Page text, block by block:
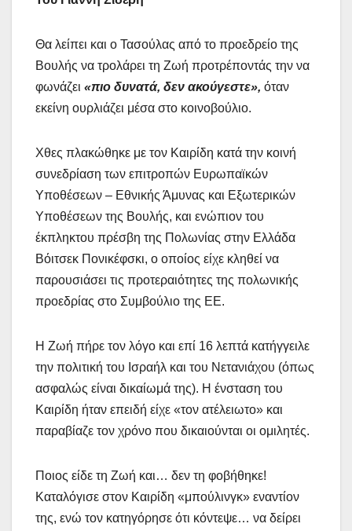
Θα λείπει και ο Τασούλας από το προεδρείο της
Βουλής να τρολάρει τη Ζωή προτρέποντάς την να
φωνάζει «πιο δυνατά, δεν ακούγεστε», όταν
εκείνη ουρλιάζει μέσα στο κοινοβούλιο.
Χθες πλακώθηκε με τον Καιρίδη κατά την κοινή
συνεδρίαση των επιτροπών Ευρωπαϊκών
Υποθέσεων – Εθνικής Άμυνας και Εξωτερικών
Υποθέσεων της Βουλής, και ενώπιον του
έκπληκτου πρέσβη της Πολωνίας στην Ελλάδα
Βόιτσεκ Πονικέφσκι, ο οποίος είχε κληθεί να
παρουσιάσει τις προτεραιότητες της πολωνικής
προεδρίας στο Συμβούλιο της ΕΕ.
Η Ζωή πήρε τον λόγο και επί 16 λεπτά κατήγγειλε
την πολιτική του Ισραήλ και του Νετανιάχου (όπως
ασφαλώς είναι δικαίωμά της). Η ένσταση του
Καιρίδη ήταν επειδή είχε «τον ατέλειωτο» και
παραβίαζε τον χρόνο που δικαιούνται οι ομιλητές.
Ποιος είδε τη Ζωή και… δεν τη φοβήθηκε!
Καταλόγισε στον Καιρίδη «μπούλινγκ» εναντίον
της, ενώ τον κατηγόρησε ότι κόντεψε… να δείρει